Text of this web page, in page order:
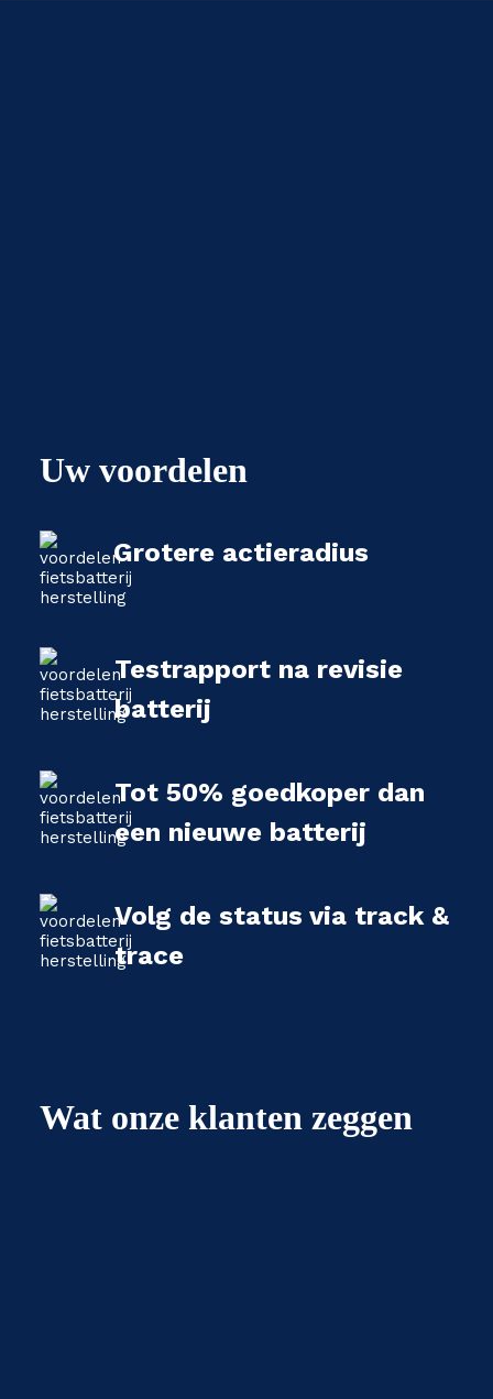
Uw voordelen
Grotere actieradius
Testrapport na revisie
batterij
Tot 50% goedkoper dan
een nieuwe batterij
Volg de status via track &
trace
Wat onze klanten zeggen